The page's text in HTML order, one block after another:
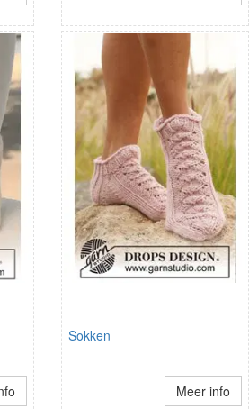
Sokken
Meer info